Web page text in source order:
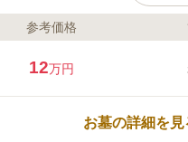
ライフドット
セス
し出し
ば、親
りが可
参考価格
12万円
お墓の詳細を見